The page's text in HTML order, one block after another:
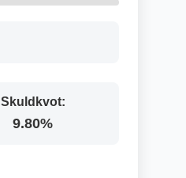
Skuldkvot:
9.80%